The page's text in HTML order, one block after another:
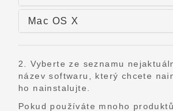
Mac OS X
2. Vyberte ze seznamu
název softwaru, který chcete
ho nainstalujte.
Pokud používáte mnoho